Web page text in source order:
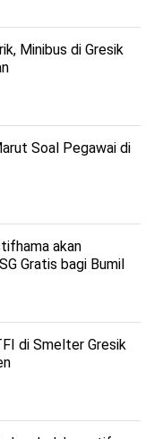
Minibus di Gresik
Soal Pegawai di
akan
Gratis bagi Bumil
di Smelter Gresik